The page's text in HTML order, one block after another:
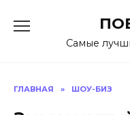
содержаниюСамые
ГЛАВНАЯ » ШОУ-БИЗ